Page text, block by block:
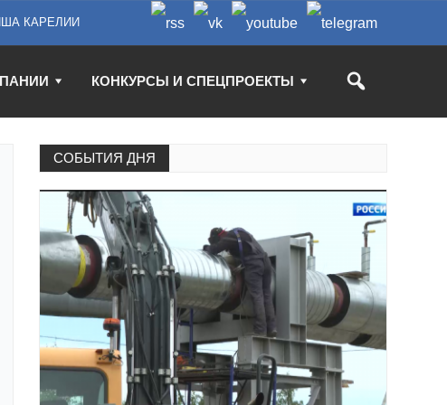
КАРЕЛИИ
КОНКУРСЫ И СПЕЦПРОЕКТЫ
СОБЫТИЯ ДНЯ